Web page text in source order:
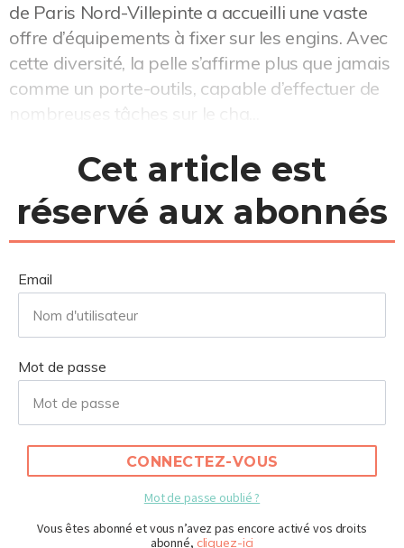
de Paris Nord-Villepinte a accueilli une vaste
offre d’équipements à fixer sur les engins. Avec
cette diversité, la pelle s’affirme plus que jamais
comme un porte-outils, capable d’effectuer de
nombreuses tâches sur le cha...
Cet article est
réservé aux abonnés
Email
Mot de passe
CONNECTEZ-VOUS
Mot de passe oublié ?
Vous êtes abonné et vous n’avez pas encore activé vos droits
abonné, cliquez-ici